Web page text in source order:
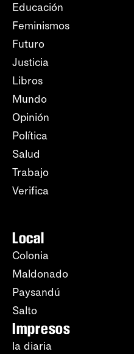
Educación
Feminismos
Futuro
Justicia
Libros
Mundo
Opinión
Política
Salud
Trabajo
Verifica
Local
Colonia
Maldonado
Paysandú
Salto
Impresos
la diaria